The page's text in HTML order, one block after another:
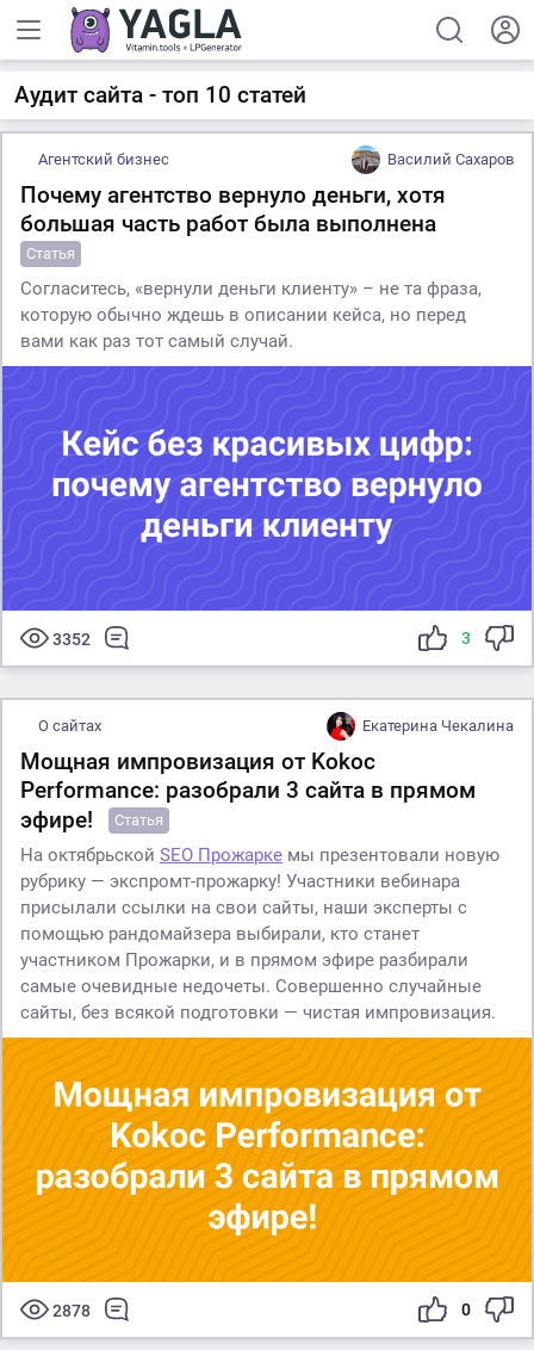
Аудит сайта - топ 10 статей
Агентский бизнес Василий Сахаров
Почему агентство вернуло деньги, хотя
большая часть работ была выполнена
Статья
Согласитесь, «вернули деньги клиенту» – не та фраза,
которую обычно ждешь в описании кейса, но перед
вами как раз тот самый случай.
3352 3
О сайтах Екатерина Чекалина
Мощная импровизация от Kokoc
Performance: разобрали 3 сайта в прямом
эфире!
Статья
На октябрьской SEO Прожарке мы презентовали новую
рубрику — экспромт-прожарку! Участники вебинара
присылали ссылки на свои сайты, наши эксперты с
помощью рандомайзера выбирали, кто станет
участником Прожарки, и в прямом эфире разбирали
самые очевидные недочеты. Совершенно случайные
сайты, без всякой подготовки — чистая импровизация.
2878 0